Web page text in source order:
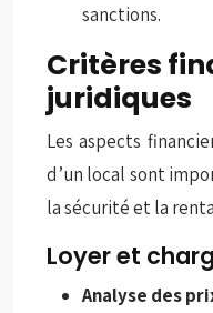
sanctions.
Critères
juridiques
Les aspects
d’un local sont
la sécurité et la
Loyer et
Analyse des